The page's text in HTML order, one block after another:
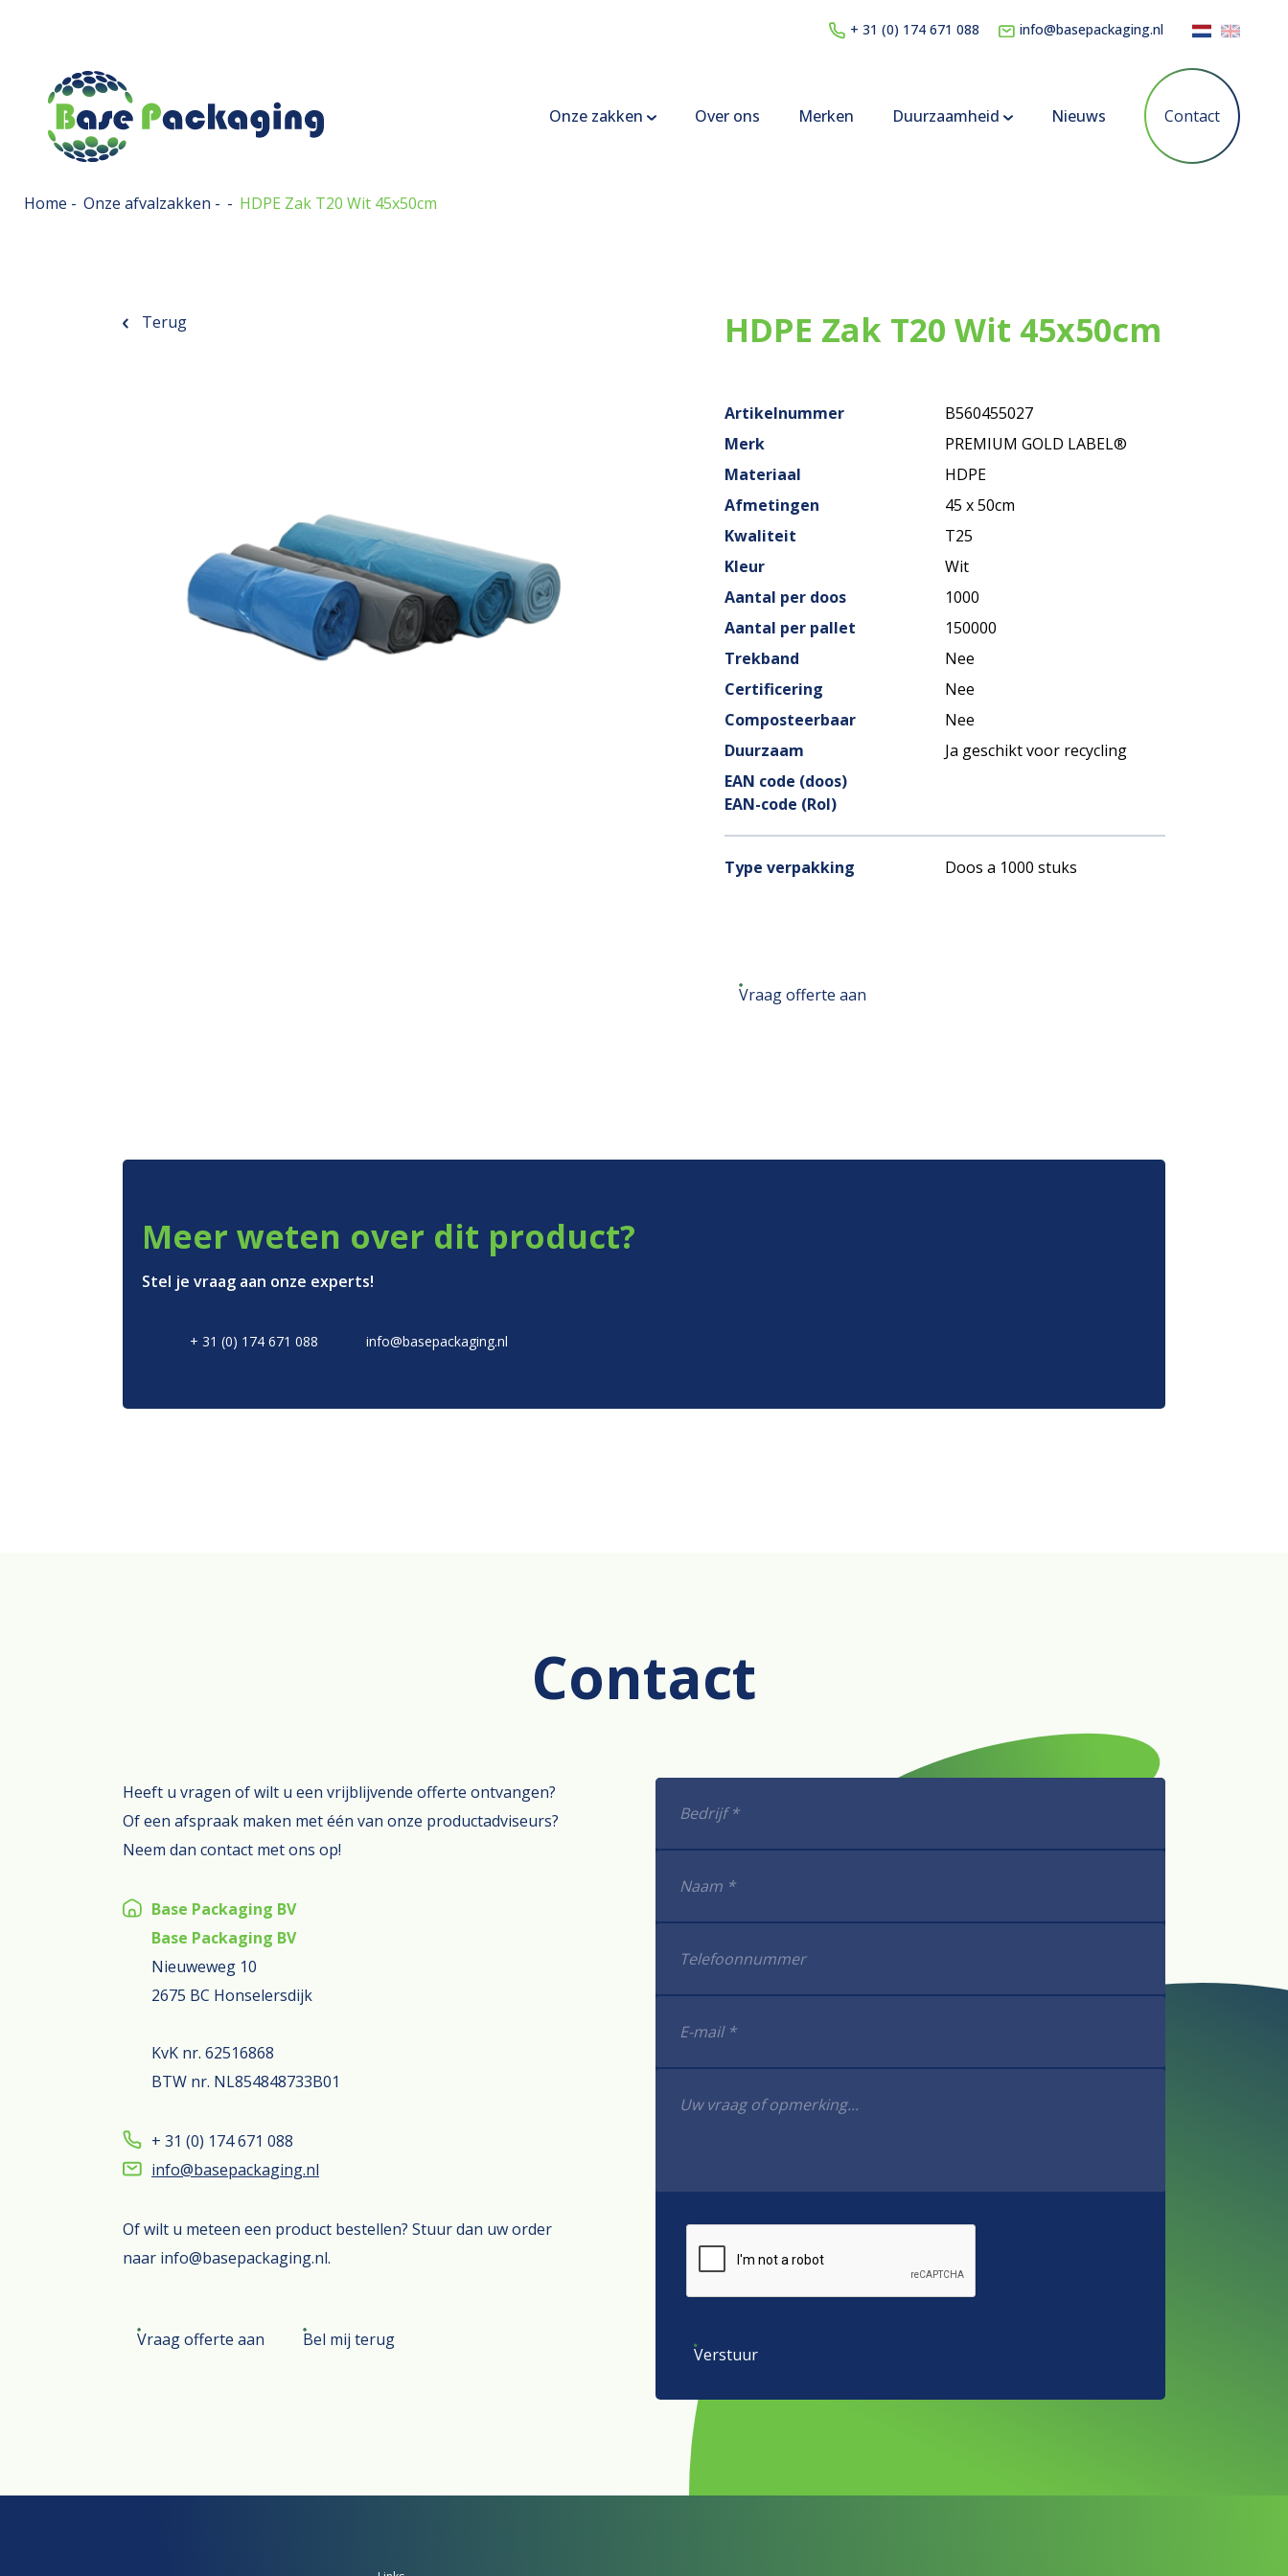
+ 31 (0) 174 671 088 info@basepackaging.nl
Onze zakken Over ons Merken Duurzaamheid Nieuws Contact
Onze zakken
Home - Onze afvalzakken - - HDPE Zak T20 Wit 45x50cm
Terug HDPE Zak T20 Wit 45x50cm
Artikelnummer
B560455027
Merk
PREMIUM GOLD LABEL®
Materiaal
HDPE
Afmetingen
45 x 50cm
Kwaliteit
T25
Kleur
Wit
Aantal per doos
1000
Aantal per pallet
150000
Trekband
Nee
Certificering
Nee
Composteerbaar
Nee
Duurzaam
Ja geschikt voor recycling
EAN code (doos)
EAN-code (Rol)
Type verpakking Doos a 1000 stuks
Vraag offerte aan
Meer weten over dit product?
Stel je vraag aan onze experts!
+ 31 (0) 174 671 088 info@basepackaging.nl
Contact
Heeft u vragen of wilt u een vrijblijvende offerte ontvangen?
Of een afspraak maken met één van onze productadviseurs?
Neem dan contact met ons op!
Base Packaging BV
Base Packaging BV
Nieuweweg 10
2675 BC Honselersdijk
KvK nr. 62516868
BTW nr. NL854848733B01
+ 31 (0) 174 671 088
info@basepackaging.nl
Of wilt u meteen een product bestellen? Stuur dan uw order
naar info@basepackaging.nl.
Vraag offerte aan Bel mij terug
Verstuur